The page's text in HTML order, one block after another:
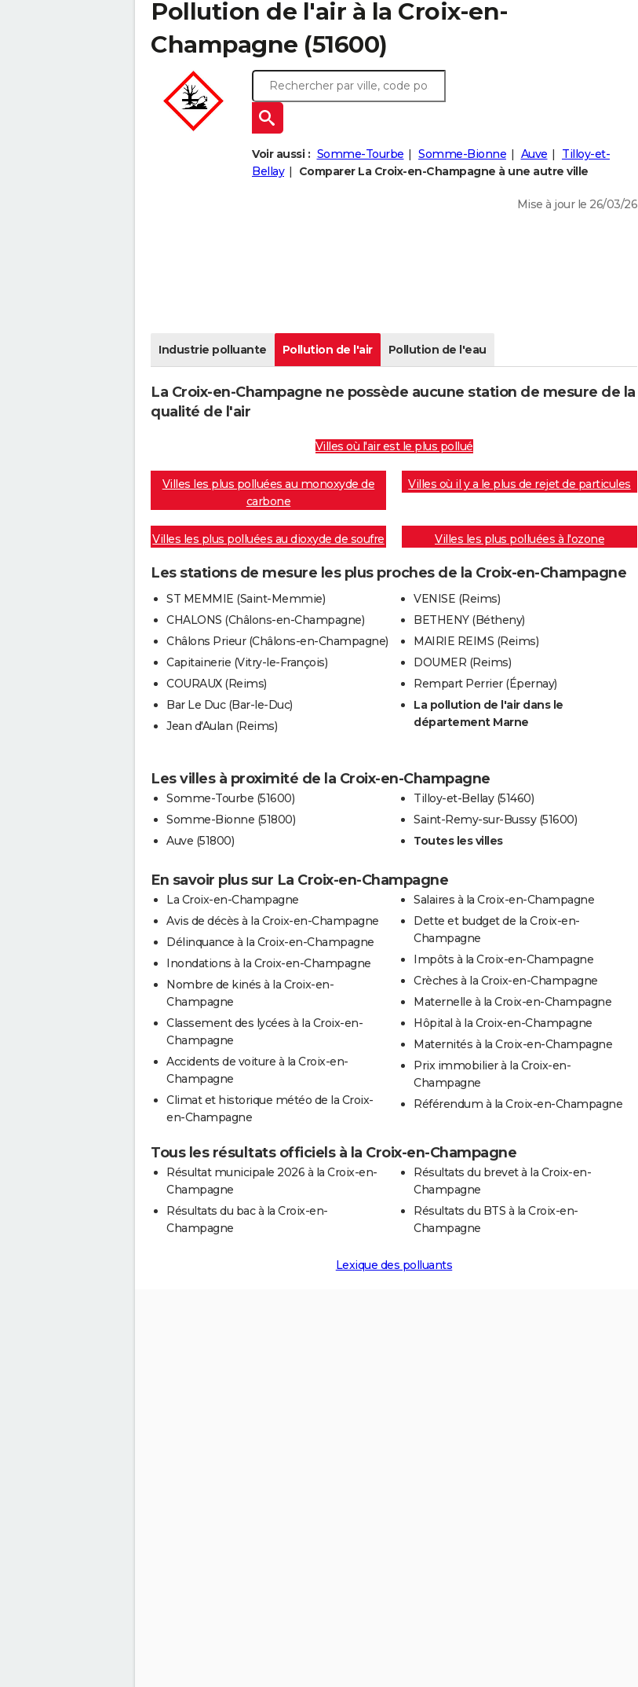
Pollution de l'air à la Croix-en-
Champagne (51600)
Voir aussi : Somme-Tourbe Somme-Bionne Auve
Tilloy-et-
Bellay
Comparer La Croix-en-Champagne à une autre ville
Mise à jour le 26/03/26
Industrie polluante Pollution de l'air Pollution de l'eau
La Croix-en-Champagne ne possède aucune station de mesure de la
qualité de l'air
Villes où l'air est le plus pollué
Villes les plus polluées au monoxyde de
carbone
Villes où il y a le plus de rejet de particules
Villes les plus polluées au dioxyde de soufre Villes les plus polluées à l'ozone
Les stations de mesure les plus proches de la Croix-en-Champagne
ST MEMMIE (Saint-Memmie)
CHALONS (Châlons-en-Champagne)
Châlons Prieur (Châlons-en-Champagne)
Capitainerie (Vitry-le-François)
COURAUX (Reims)
Bar Le Duc (Bar-le-Duc)
Jean d'Aulan (Reims)
VENISE (Reims)
BETHENY (Bétheny)
MAIRIE REIMS (Reims)
DOUMER (Reims)
Rempart Perrier (Épernay)
La pollution de l'air dans le
département Marne
Les villes à proximité de la Croix-en-Champagne
Somme-Tourbe (51600)
Somme-Bionne (51800)
Auve (51800)
Tilloy-et-Bellay (51460)
Saint-Remy-sur-Bussy (51600)
Toutes les villes
En savoir plus sur La Croix-en-Champagne
La Croix-en-Champagne
Avis de décès à la Croix-en-Champagne
Délinquance à la Croix-en-Champagne
Inondations à la Croix-en-Champagne
Nombre de kinés à la Croix-en-
Champagne
Classement des lycées à la Croix-en-
Champagne
Accidents de voiture à la Croix-en-
Champagne
Climat et historique météo de la Croix-
en-Champagne
Salaires à la Croix-en-Champagne
Dette et budget de la Croix-en-
Champagne
Impôts à la Croix-en-Champagne
Crèches à la Croix-en-Champagne
Maternelle à la Croix-en-Champagne
Hôpital à la Croix-en-Champagne
Maternités à la Croix-en-Champagne
Prix immobilier à la Croix-en-
Champagne
Référendum à la Croix-en-Champagne
Tous les résultats officiels à la Croix-en-Champagne
Résultat municipale 2026 à la Croix-en-
Champagne
Résultats du bac à la Croix-en-
Champagne
Résultats du brevet à la Croix-en-
Champagne
Résultats du BTS à la Croix-en-
Champagne
Lexique des polluants